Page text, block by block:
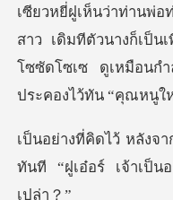
ทีตัวนางก็เป็น
โซซัดโซเซ ดูเหม
ทันที “ฝูเอ๋อร์ เ